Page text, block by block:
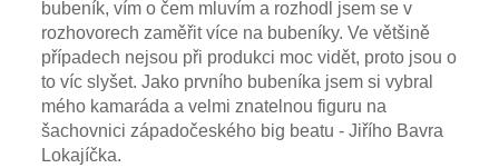
bubeník, vím o čem mluvím a rozhodl jsem se v
rozhovorech zaměřit více na bubeníky. Ve většině
případech nejsou při produkci moc vidět, proto jsou o
to víc slyšet. Jako prvního bubeníka jsem si vybral
mého kamaráda a velmi znatelnou figuru na
šachovnici západočeského big beatu - Jiřího Bavra
Lokajíčka.